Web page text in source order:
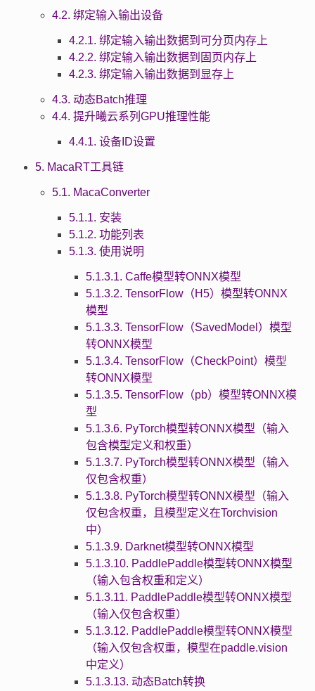
4.2. 绑定输入输出设备
4.2.1. 绑定输入输出数据到可分页内存上
4.2.2. 绑定输入输出数据到固页内存上
4.2.3. 绑定输入输出数据到显存上
4.3. 动态Batch推理
4.4. 提升曦云系列GPU推理性能
4.4.1. 设备ID设置
5. MacaRT工具链
5.1. MacaConverter
5.1.1. 安装
5.1.2. 功能列表
5.1.3. 使用说明
5.1.3.1. Caffe模型转ONNX模型
5.1.3.2. TensorFlow（H5）模型转ONNX
模型
5.1.3.3. TensorFlow（SavedModel）模型
转ONNX模型
5.1.3.4. TensorFlow（CheckPoint）模型
转ONNX模型
5.1.3.5. TensorFlow（pb）模型转ONNX模
型
5.1.3.6. PyTorch模型转ONNX模型（输入
包含模型定义和权重）
5.1.3.7. PyTorch模型转ONNX模型（输入
仅包含权重）
5.1.3.8. PyTorch模型转ONNX模型（输入
仅包含权重，且模型定义在Torchvision
中）
5.1.3.9. Darknet模型转ONNX模型
5.1.3.10. PaddlePaddle模型转ONNX模型
（输入包含权重和定义）
5.1.3.11. PaddlePaddle模型转ONNX模型
（输入仅包含权重）
5.1.3.12. PaddlePaddle模型转ONNX模型
（输入仅包含权重，模型在paddle.vision
中定义）
5.1.3.13. 动态Batch转换